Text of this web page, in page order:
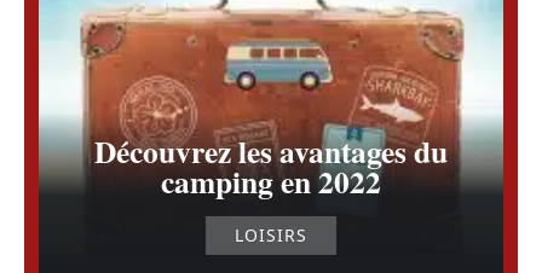
Découvrez les avantages du
camping en 2022
LOISIRS